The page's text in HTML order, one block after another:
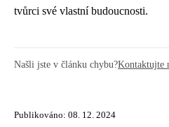
tvůrci své vlastní budoucnosti.
Našli jste v článku chybu?Kontaktujte
Publikováno: 08. 12. 2024